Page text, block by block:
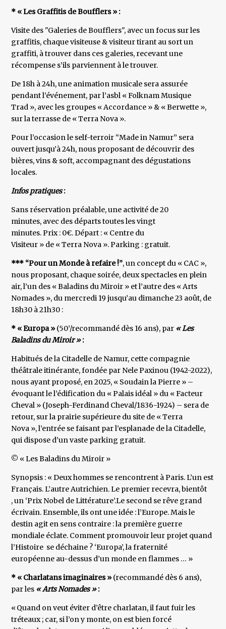
* « Les Graffitis de Boufflers » :
Visite des "Galeries de Boufflers", avec un focus sur les
graffitis, chaque visiteuse & visiteur tirant au sort un
graffiti, à trouver dans ces galeries, recevant une
récompense s’ils parviennent à le trouver.
De 18h à 24h, une animation musicale sera assurée
pendant l’événement, par l’asbl « Folknam Musique
Trad », avec les groupes « Accordance » & « Berwette »,
sur la terrasse de « Terra Nova ».
Pour l’occasion le self-terroir “Made in Namur” sera
ouvert jusqu’à 24h, nous proposant de découvrir des
bières, vins & soft, accompagnant des dégustations
locales.
Infos pratiques:
Sans réservation préalable, une activité de 20
minutes, avec des départs toutes les vingt
minutes. Prix : 0€. Départ : « Centre du
Visiteur » de « Terra Nova ». Parking : gratuit.
*** “Pour un Monde à refaire !”, un concept du « CAC »,
nous proposant, chaque soirée, deux spectacles en plein
air, l’un des « Baladins du Miroir » et l’autre des « Arts
Nomades », du mercredi 19 jusqu’au dimanche 23 août, de
18h30 à 21h30 :
* « Europa » (50’/recommandé dès 16 ans), par « Les
Baladins du Miroir »:
Habitués de la Citadelle de Namur, cette compagnie
théâtrale itinérante, fondée par Nele Paxinou (1942-2022),
nous ayant proposé, en 2025, « Soudain la Pierre » –
évoquant le l’édification du « Palais idéal » du « Facteur
Cheval » (Joseph-Ferdinand Cheval/1836-1924) – sera de
retour, sur la prairie supérieure du site de « Terra
Nova », l’entrée se faisant par l’esplanade de la Citadelle,
qui dispose d’un vaste parking gratuit.
© « Les Baladins du Miroir »
Synopsis : « Deux hommes se rencontrent à Paris. L’un est
Français. L’autre Autrichien. Le premier recevra, bientôt
, un ‘Prix Nobel de Littérature’.Le second se rêve grand
écrivain. Ensemble, ils ont une idée : l’Europe. Mais le
destin agit en sens contraire : la première guerre
mondiale éclate. Comment promouvoir leur projet quand
l’Histoire se déchaine ? ‘Europa’, la fraternité
européenne au-dessus d’un monde en flammes … »
* « Charlatans imaginaires » (recommandé dès 6 ans),
par les « Arts Nomades »:
« Quand on veut éviter d’être charlatan, il faut fuir les
tréteaux ; car, si l’on y monte, on est bien forcé